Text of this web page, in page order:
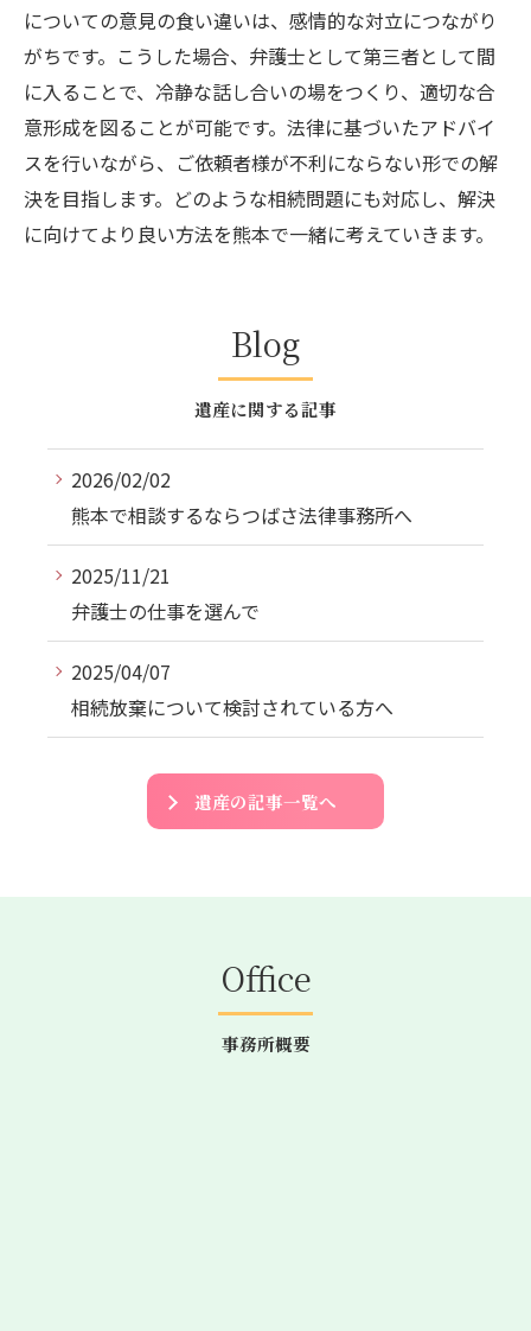
についての意見の食い違いは、感情的な対立につながり
がちです。こうした場合、弁護士として第三者として間
に入ることで、冷静な話し合いの場をつくり、適切な合
意形成を図ることが可能です。法律に基づいたアドバイ
スを行いながら、ご依頼者様が不利にならない形での解
決を目指します。どのような相続問題にも対応し、解決
に向けてより良い方法を熊本で一緒に考えていきます。
Blog
遺産に関する記事
2026/02/02
熊本で相談するならつばさ法律事務所へ
2025/11/21
弁護士の仕事を選んで
2025/04/07
相続放棄について検討されている方へ
遺産の記事一覧へ
事務所概要
Office